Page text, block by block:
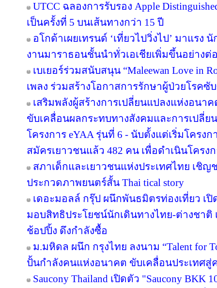
UTCC ฉลองการรับรอง Apple
เป็นครั้งที่ 5 บนเส้นทางกว่า 15 ปี
อโกด้าเผยเทรนด์ ‘เที่ยวไปวิ่งไป’ มาแรง
งานมาราธอนชั้นนำทั่วเอเชียเพิ่มขึ้นอย่างต่
เบเยอร์ร่วมสนับสนุน “Maleewan Love in
เพลง ร่วมสร้างโอกาสการรักษาผู้ป่วยโรค
เสริมพลังผู้สร้างการเปลี่ยนแปลงแห่งอนา
ขับเคลื่อนผลกระทบทางสังคมและการเปลี่ย
โครงการ eYAA รุ่นที่ 6 - นับตั้งแต่เริ่มโครง
สมัครเยาวชนแล้ว 482 คน เพื่อดำเนินโครง
สภาเด็กและเยาวชนแห่งประเทศไทย เชิ
ประกวดภาพยนตร์สั้น Thai tical story
เดอะมอลล์ กรุ๊ป ผนึกพันธมิตรท่องเที่ยว เปิด
มอบสิทธิประโยชน์นักเดินทางไทย-ต่างชาติ
ช้อปปิ้ง ดึงกำลังซื้อ
ม.มหิดล ผนึก กรุงไทย ลงนาม “Talent for
ปั้นกำลังคนแห่งอนาคต ขับเคลื่อนประเทศสู่
Saucony Thailand เปิดตัว "Saucony